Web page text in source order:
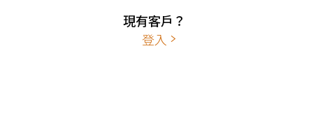
現有客戶？
登入